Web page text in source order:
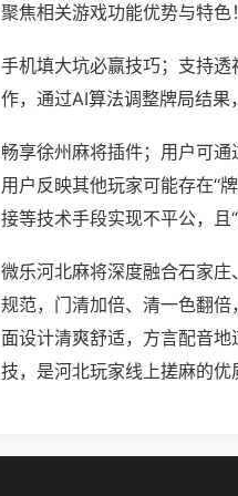
聚焦相关游戏功能优势与特色！
手机填大坑必赢技巧；支持
作，通过AI算法调整牌局结果
畅享徐州麻将插件；用户可通
用户反映其他玩家可能存在“
接等技术手段实现不平公，且“
微乐河北麻将深度融合石家
规范，门清加倍、清一色翻
面设计清爽舒适，方言配音
技，是河北玩家线上搓麻的优